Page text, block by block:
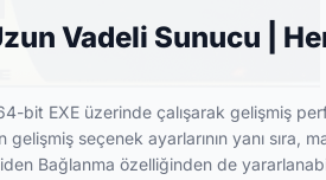
Vadeli Sunucu |
bit EXE üzerinde çalışarak gelişmiş
seçenek ayarlarının yanı sıra,
Bağlanma özelliğinden de